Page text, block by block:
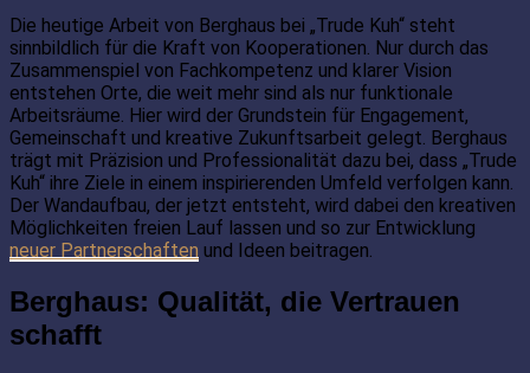
Die heutige Arbeit von Berghaus bei „Trude Kuh“ steht
sinnbildlich für die Kraft von Kooperationen. Nur durch das
Zusammenspiel von Fachkompetenz und klarer Vision
entstehen Orte, die weit mehr sind als nur funktionale
Arbeitsräume. Hier wird der Grundstein für Engagement,
Gemeinschaft und kreative Zukunftsarbeit gelegt. Berghaus
trägt mit Präzision und Professionalität dazu bei, dass „Trude
Kuh“ ihre Ziele in einem inspirierenden Umfeld verfolgen kann.
Der Wandaufbau, der jetzt entsteht, wird dabei den kreativen
Möglichkeiten freien Lauf lassen und so zur Entwicklung
neuer Partnerschaften und Ideen beitragen.
Berghaus: Qualität, die Vertrauen
schafft